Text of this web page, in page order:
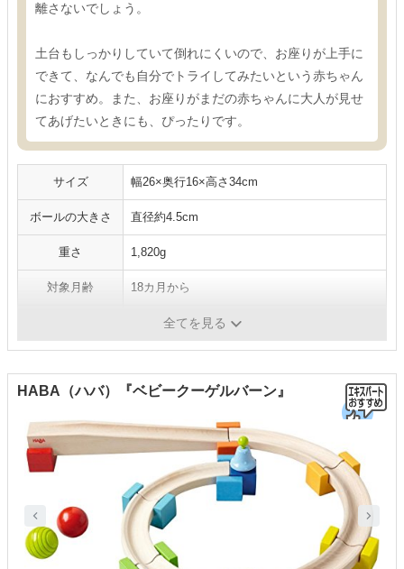
離さないでしょう。
土台もしっかりしていて倒れにくいので、お座りが上手に
できて、なんでも自分でトライしてみたいという赤ちゃん
におすすめ。また、お座りがまだの赤ちゃんに大人が見せ
てあげたいときにも、ぴったりです。
サイズ 幅26×奥行16×高さ34cm
ボールの大きさ 直径約4.5cm
重さ 1,820g
対象月齢 18カ月から
本体、ボール×４
全てを見る
HABA（ハバ）『ベビークーゲルバーン』